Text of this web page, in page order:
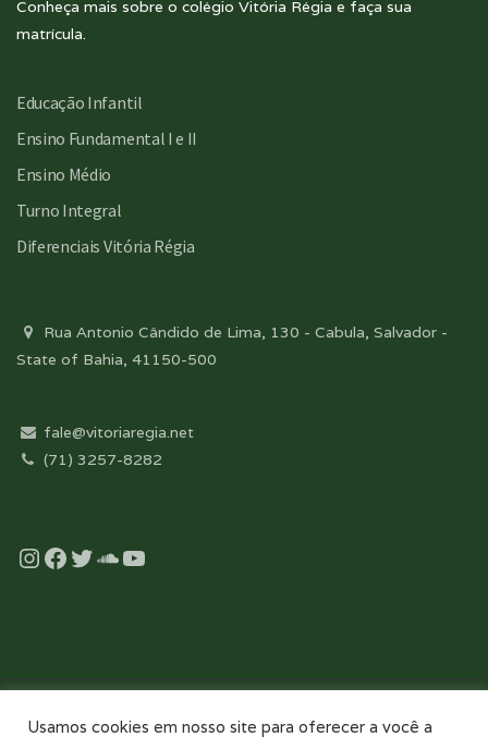
Conheça mais sobre o colégio Vitória Régia e faça sua
matrícula.
Educação Infantil
Ensino Fundamental I e II
Ensino Médio
Turno Integral
Diferenciais Vitória Régia
Rua Antonio Cândido de Lima, 130 - Cabula, Salvador -
State of Bahia, 41150-500
fale@vitoriaregia.net
(71) 3257-8282
Instagram
Facebook
Twitter
Soundcloud
YouTube
Desenvolvido com essência pela:
Usamos cookies em nosso site para oferecer a você a